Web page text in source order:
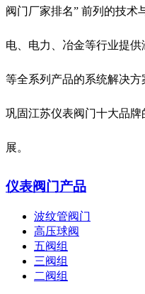
阀门厂家排名” 前列的技术
电、电力、冶金等行业提
等全系列产品的系统解决方
巩固江苏仪表阀门十大品
展。
仪表阀门产品
波纹管阀门
高压球阀
五阀组
三阀组
二阀组